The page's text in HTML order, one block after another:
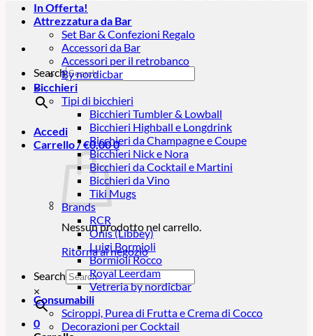
Search
×
Accedi
Carrello /€0,000
Nessun prodotto nel carrello.
Ritorna al negozio
Search
×
0
In Offerta!
Attrezzatura da Bar
Set Bar & Confezioni Regalo
Accessori da Bar
Accessori per il retrobanco
By nordicbar
Bicchieri
Tipi di bicchieri
Bicchieri Tumbler & Lowball
Bicchieri Highball e Longdrink
Bicchieri da Champagne e Coupe
Bicchieri Nick e Nora
Bicchieri da Cocktail e Martini
Bicchieri da Vino
Tiki Mugs
Brands
RCR
Onis (Libbey)
Luigi Bormioli
Bormioli Rocco
Royal Leerdam
Vetreria by nordicbar
Consumabili
Sciroppi, Purea di Frutta e Crema di Cocco
Decorazioni per Cocktail